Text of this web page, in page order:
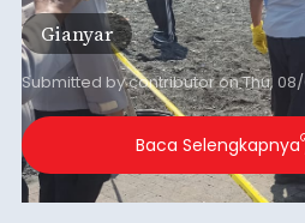
Gianyar
Submitted bycontributoronThu,
Baca Selengkapnya